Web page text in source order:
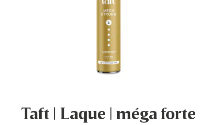
Taft | Laque | méga forte